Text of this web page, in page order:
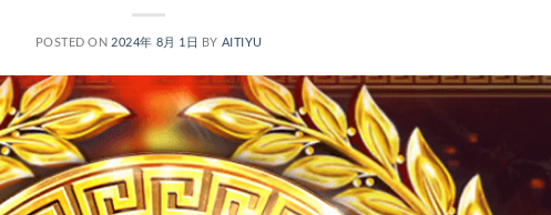
POSTED ON 2024年 8月 1日 BY AITIYU